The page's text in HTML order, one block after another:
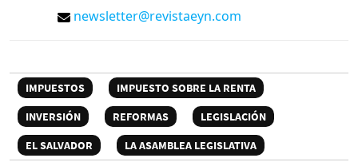
newsletter@revistaeyn.com
IMPUESTOS
IMPUESTO SOBRE LA RENTA
INVERSIÓN
REFORMAS
LEGISLACIÓN
EL SALVADOR
LA ASAMBLEA LEGISLATIVA